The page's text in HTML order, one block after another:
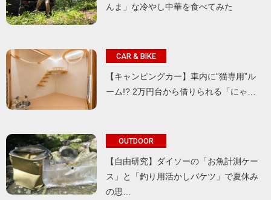
んま」な冷やし中華を食べてみた
CAR & BIKE
【キャンピングカー】車内に“猫専用”ル
ーム!? 2万円台から借りられる「にゃ…
OUTDOOR
【自由研究】ダイソーの「お魚計測ケー
ス」と「釣り用活かしバケツ」で夏休み
の思…